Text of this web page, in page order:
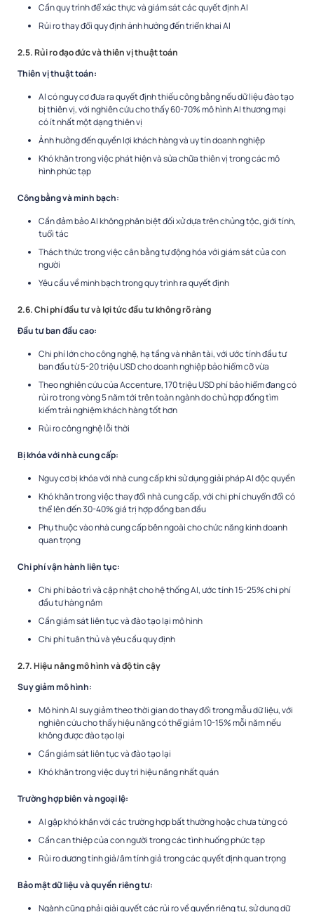
Cần quy trình để xác thực và giám sát các quyết định AI
Rủi ro thay đổi quy định ảnh hưởng đến triển khai AI
2.5. Rủi ro đạo đức và thiên vị thuật toán
Thiên vị thuật toán:
AI có nguy cơ đưa ra quyết định thiếu công bằng nếu dữ liệu đào tạo
bị thiên vị, với nghiên cứu cho thấy 60-70% mô hình AI thương mại
có ít nhất một dạng thiên vị
Ảnh hưởng đến quyền lợi khách hàng và uy tín doanh nghiệp
Khó khăn trong việc phát hiện và sửa chữa thiên vị trong các mô
hình phức tạp
Công bằng và minh bạch:
Cần đảm bảo AI không phân biệt đối xử dựa trên chủng tộc, giới tính,
tuổi tác
Thách thức trong việc cân bằng tự động hóa với giám sát của con
người
Yêu cầu về minh bạch trong quy trình ra quyết định
2.6. Chi phí đầu tư và lợi tức đầu tư không rõ ràng
Đầu tư ban đầu cao:
Chi phí lớn cho công nghệ, hạ tầng và nhân tài, với ước tính đầu tư
ban đầu từ 5-20 triệu USD cho doanh nghiệp bảo hiểm cỡ vừa
Theo nghiên cứu của Accenture, 170 triệu USD phí bảo hiểm đang có
rủi ro trong vòng 5 năm tới trên toàn ngành do chủ hợp đồng tìm
kiếm trải nghiệm khách hàng tốt hơn
Rủi ro công nghệ lỗi thời
Bị khóa với nhà cung cấp:
Nguy cơ bị khóa với nhà cung cấp khi sử dụng giải pháp AI độc quyền
Khó khăn trong việc thay đổi nhà cung cấp, với chi phí chuyển đổi có
thể lên đến 30-40% giá trị hợp đồng ban đầu
Phụ thuộc vào nhà cung cấp bên ngoài cho chức năng kinh doanh
quan trọng
Chi phí vận hành liên tục:
Chi phí bảo trì và cập nhật cho hệ thống AI, ước tính 15-25% chi phí
đầu tư hàng năm
Cần giám sát liên tục và đào tạo lại mô hình
Chi phí tuân thủ và yêu cầu quy định
2.7. Hiệu năng mô hình và độ tin cậy
Suy giảm mô hình:
Mô hình AI suy giảm theo thời gian do thay đổi trong mẫu dữ liệu, với
nghiên cứu cho thấy hiệu năng có thể giảm 10-15% mỗi năm nếu
không được đào tạo lại
Cần giám sát liên tục và đào tạo lại
Khó khăn trong việc duy trì hiệu năng nhất quán
Trường hợp biên và ngoại lệ:
AI gặp khó khăn với các trường hợp bất thường hoặc chưa từng có
Cần can thiệp của con người trong các tình huống phức tạp
Rủi ro dương tính giả/âm tính giả trong các quyết định quan trọng
Bảo mật dữ liệu và quyền riêng tư:
Ngành cũng phải giải quyết các rủi ro về quyền riêng tư, sử dụng dữ